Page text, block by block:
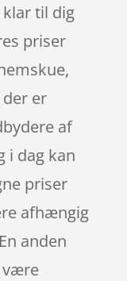
til dig
priser
er
af
i dag kan
priser
afhængig
anden
være